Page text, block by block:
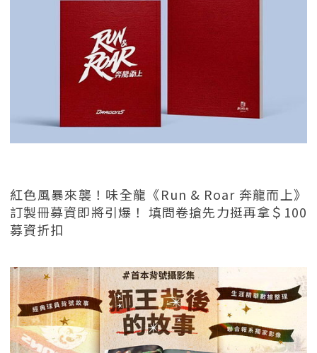
紅色風暴來襲！味全龍《Run & Roar 奔龍而上》
訂製冊募資即將引爆！ 填問卷搶先力挺再拿＄100
募資折扣